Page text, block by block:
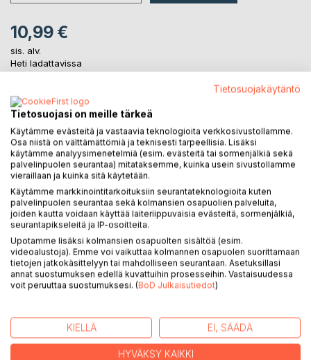
10,99 €
sis. alv.
Heti ladattavissa
LISÄÄ OSTOSKORIIN
Lisää muistilistalle
Arvostele tuote
KUVAUS
Kittilän-, Sodankylän-, Kuusamon-, Paanajärven- sekä
Kemijärven seuduilta. Mukana on mielenkiintoisia,
historiallisia, kuvauksia alueiden tapahtumista ja ihmisten
Tietosuojakäytäntö
Tietosuojasi on meille tärkeä
Käytämme evästeitä ja vastaavia teknologioita verkkosivustollamme.
Osa niistä on välttämättömiä ja teknisesti tarpeellisia. Lisäksi
käytämme analyysimenetelmiä (esim. evästeitä tai sormenjälkiä sekä
palvelinpuolen seurantaa) mitataksemme, kuinka usein sivustollamme
vieraillaan ja kuinka sitä käytetään.
Käytämme markkinointitarkoituksiin seurantateknologioita kuten
palvelinpuolen seurantaa sekä kolmansien osapuolien palveluita,
joiden kautta voidaan käyttää laiteriippuvaisia evästeitä, sormenjälkiä,
seurantapikseleitä ja IP-osoitteita.
Upotamme lisäksi kolmansien osapuolten sisältöä (esim.
videoalustoja). Emme voi vaikuttaa kolmannen osapuolen suorittamaan
tietojen jatkokäsittelyyn tai mahdolliseen seurantaan. Asetuksillasi
annat suostumuksen edellä kuvattuihin prosesseihin. Vastaisuudessa
voit peruuttaa suostumuksesi. (BoD Julkaisutiedot)
KIELLÄ EI, SÄÄDÄ
HYVÄKSY KAIKKI